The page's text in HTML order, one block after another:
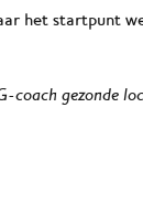
het startpunt
coach gezonde